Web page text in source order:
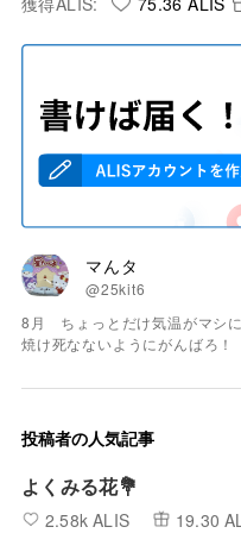
マんタ
@25kit6
8月 ちょっとだけ気温がマシ
焼け死なないようにがんばろ！
投稿者の人気記事
よくみる花💐
2.58k ALIS 19.30